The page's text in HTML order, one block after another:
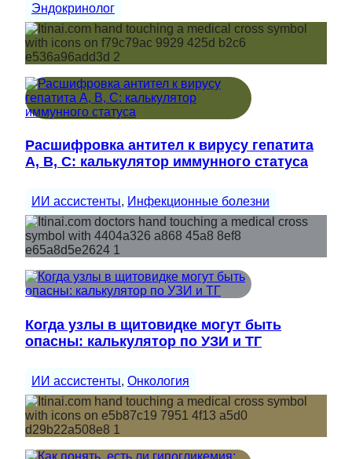
Эндокринолог
Расшифровка антител к вирусу гепатита
A, B, C: калькулятор иммунного статуса
ИИ ассистенты, Инфекционные болезни
Когда узлы в щитовидке могут быть
опасны: калькулятор по УЗИ и ТГ
ИИ ассистенты, Онкология